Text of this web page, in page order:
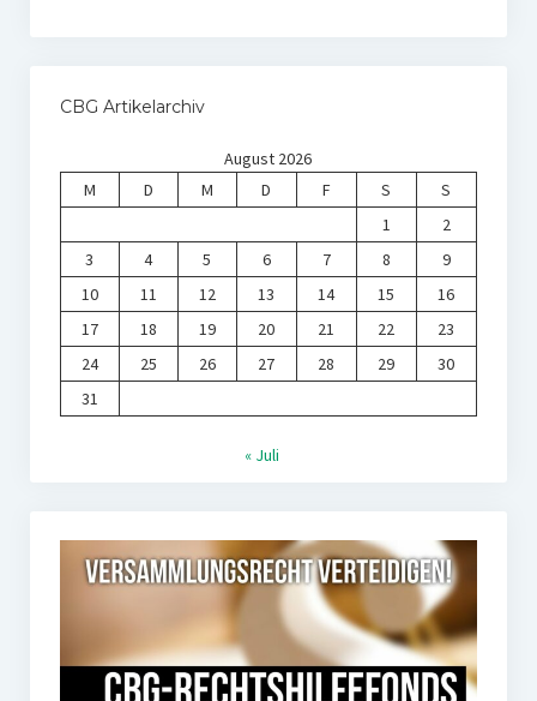
CBG Artikelarchiv
August 2026
M
D M D F S
S
1
2
3
4 5 6 7 8
9
10
11 12 13 14 15
16
17
18 19 20 21 22
23
24
25 26 27 28 29
30
31
« Juli